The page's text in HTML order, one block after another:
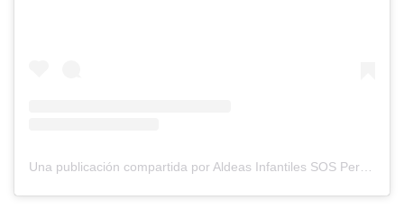
Una publicación compartida por Aldeas Infantiles SOS Perú (@aldeassosperu)